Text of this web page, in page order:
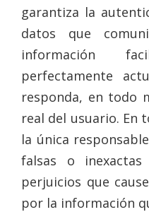
garantiza la
datos que
información
perfectamente
responda, en todo
real del usuario. En
la única
falsas o
perjuicios que
por la información